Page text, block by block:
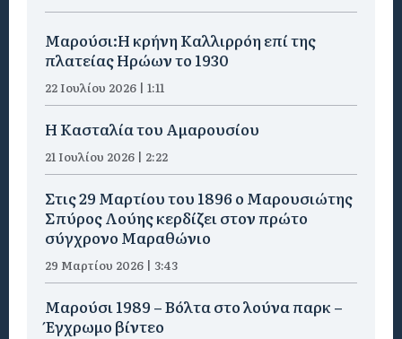
Μαρούσι:Η κρήνη Καλλιρρόη επί της
πλατείας Ηρώων το 1930
22 Ιουλίου 2026 | 1:11
Η Κασταλία του Αμαρουσίου
21 Ιουλίου 2026 | 2:22
Στις 29 Μαρτίου του 1896 ο Μαρουσιώτης
Σπύρος Λούης κερδίζει στον πρώτο
σύγχρονο Μαραθώνιο
29 Μαρτίου 2026 | 3:43
Μαρούσι 1989 – Βόλτα στο λούνα παρκ –
Έγχρωμο βίντεο